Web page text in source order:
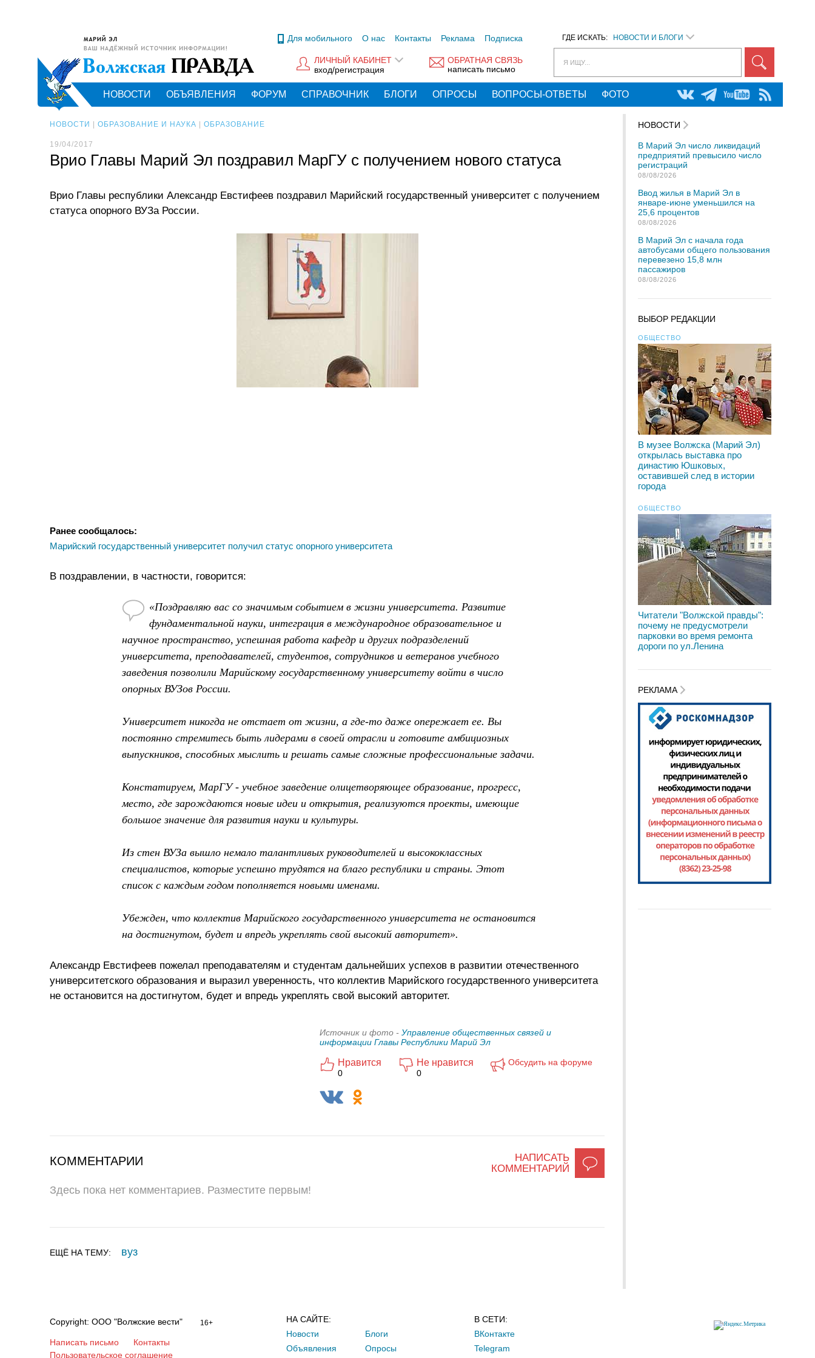
ГДЕ ИСКАТЬ: НОВОСТИ И БЛОГИ
Я ИЩУ...
Для мобильного О нас Контакты Реклама Подписка
ОБРАТНАЯ СВЯЗЬ
написать письмо
ЛИЧНЫЙ КАБИНЕТ
вход/регистрация
НОВОСТИ ОБЪЯВЛЕНИЯ ФОРУМ СПРАВОЧНИК БЛОГИ ОПРОСЫ ВОПРОСЫ-ОТВЕТЫ ФОТО
НОВОСТИ ОБРАЗОВАНИЕ И НАУКА ОБРАЗОВАНИЕ
19/04/2017
Врио Главы Марий Эл поздравил МарГУ с получением нового статуса
Врио Главы республики Александр Евстифеев поздравил Марийский государственный университет с получением
статуса опорного ВУЗа России.
Ранее сообщалось:
Марийский государственный университет получил статус опорного университета
В поздравлении, в частности, говорится:
«Поздравляю вас со значимым событием в жизни университета. Развитие
фундаментальной науки, интеграция в международное образовательное и
научное пространство, успешная работа кафедр и других подразделений
университета, преподавателей, студентов, сотрудников и ветеранов учебного
заведения позволили Марийскому государственному университету войти в число
опорных ВУЗов России.
Университет никогда не отстает от жизни, а где-то даже опережает ее. Вы
постоянно стремитесь быть лидерами в своей отрасли и готовите амбициозных
выпускников, способных мыслить и решать самые сложные профессиональные задачи.
Констатируем, МарГУ - учебное заведение олицетворяющее образование, прогресс,
место, где зарождаются новые идеи и открытия, реализуются проекты, имеющие
большое значение для развития науки и культуры.
Из стен ВУЗа вышло немало талантливых руководителей и высококлассных
специалистов, которые успешно трудятся на благо республики и страны. Этот
список с каждым годом пополняется новыми именами.
Убежден, что коллектив Марийского государственного университета не остановится
на достигнутом, будет и впредь укреплять свой высокий авторитет».
Александр Евстифеев пожелал преподавателям и студентам дальнейших успехов в развитии отечественного
университетского образования и выразил уверенность, что коллектив Марийского государственного университета
не остановится на достигнутом, будет и впредь укреплять свой высокий авторитет.
Источник и фото - Управление общественных связей и
информации Главы Республики Марий Эл
Нравится
0
Не нравится
0
Обсудить на форуме
НАПИСАТЬ
КОММЕНТАРИЙ
КОММЕНТАРИИ
Здесь пока нет комментариев. Разместите первым!
ЕЩЁ НА ТЕМУ: вуз
НОВОСТИ
В Марий Эл число ликвидаций
предприятий превысило число
регистраций
08/08/2026
Ввод жилья в Марий Эл в
январе-июне уменьшился на
25,6 процентов
08/08/2026
В Марий Эл с начала года
автобусами общего пользования
перевезено 15,8 млн
пассажиров
08/08/2026
ВЫБОР РЕДАКЦИИ
ОБЩЕСТВО
В музее Волжска (Марий Эл)
открылась выставка про
династию Юшковых,
оставившей след в истории
города
ОБЩЕСТВО
Читатели "Волжской правды":
почему не предусмотрели
парковки во время ремонта
дороги по ул.Ленина
РЕКЛАМА
Copyright: ООО "Волжские вести" 16+
Написать письмо
Контакты
Пользовательское соглашение
НА САЙТЕ:
Новости
Объявления
Блоги
Опросы
В СЕТИ:
ВКонтакте
Telegram